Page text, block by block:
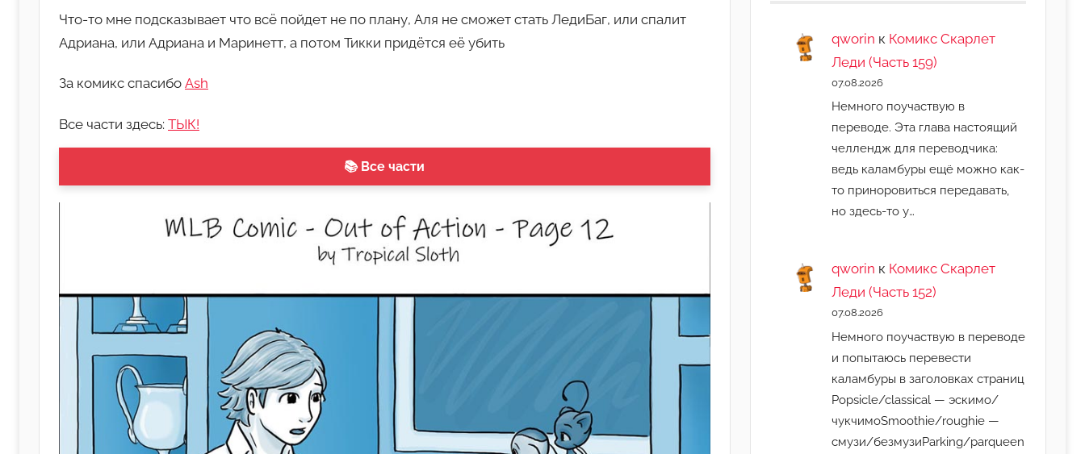
р
о
А
Что-то мне подсказывает что всё пойдет не по плану, Аля не сможет стать ЛедиБаг, или спалит
Адриана, или Адриана и Маринетт, а потом Тикки придётся её убить
За комикс спасибо Ash
Все части здесь: ТЫК!
📚 Все части
qworin к Комикс Скарлет
Леди (Часть 159)
07.08.2026
Немного поучаствую в
переводе. Эта глава настоящий
челлендж для переводчика:
ведь каламбуры ещё можно как-
то приноровиться передавать,
но здесь-то у…
qworin к Комикс Скарлет
Леди (Часть 152)
07.08.2026
Немного поучаствую в переводе
и попытаюсь перевести
каламбуры в заголовках страниц
Popsicle/classical — эскимо/
чукчимоSmoothie/roughie —
смузи/безмузиParking/parqueen